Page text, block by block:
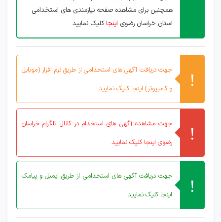
همچنین برای مشاهده صفحه نیازمندی های استخدامی
استان خراسان رضوی اینجاکلیک نمایید
جهت دریافت آگهی های استخدامی از طریق نرم افزار (موبایل
و کامپیوتر) اینجا کلیک نمایید
جهت مشاهده آگهی های استخدام در کانال تلگرام خراسان
رضوی اینجا کلیک نمایید
جهت دریافت آگهی های استخدامی از طریق ایمیل و پیامک
اینجا کلیک نمایید